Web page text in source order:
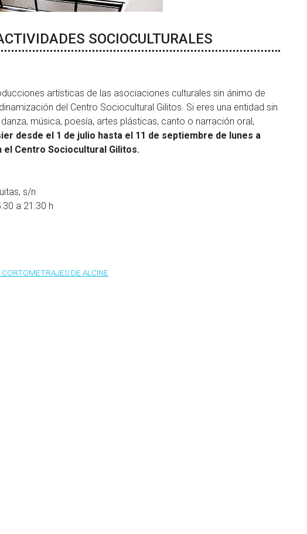
SOCIOCULTURALES
artísticas de las asociaciones culturales sin ánimo de
del Centro Sociocultural Gilitos. Si eres una entidad sin
música, poesía, artes plásticas, canto o narración oral,
desde el 1 de julio hasta el 11 de septiembre de lunes a
el Centro Sociocultural Gilitos.
s/n
a 21:30 h
DE ALCINE